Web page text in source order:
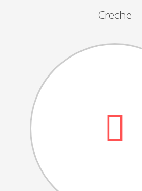
Dia de S.Martinho
Aniversários da Instituição
Almoço / Lanche de Natal
Atividades Semanais
Feiras e Exposições
Grupos Musicais do Centro de Dia
Outras Actividades
Creche